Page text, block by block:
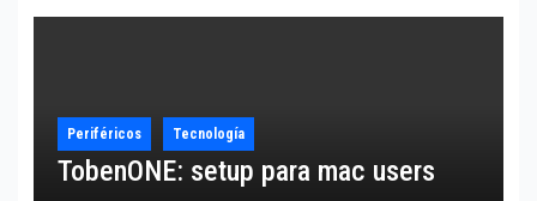
Periféricos Tecnología
TobenONE: setup para mac users